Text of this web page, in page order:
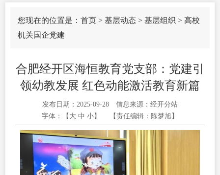
您现在的位置是： 首页 > 基层动态 > 基层组织 > 高校
机关国企党建
合肥经开区海恒教育党支部：党建引
领幼教发展 红色动能激活教育新篇
发布日期：2025-09-28
信息来源：经开分站
字体：【 大 中 小 】 【责任编辑：陈梦旭】